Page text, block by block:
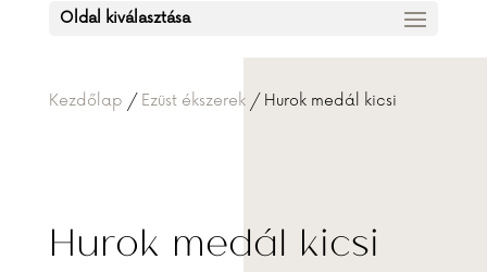
Oldal kiválasztása
Kezdőlap / Ezüst ékszerek/ Hurok medál kicsi
Hurok medál kicsi